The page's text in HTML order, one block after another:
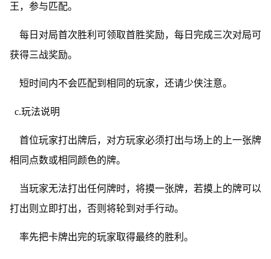
王，参与匹配。
每日对局首次胜利可领取首胜奖励，每日完成三次对局可
获得三战奖励。
短时间内不会匹配到相同的玩家，还请少侠注意。
c.玩法说明
首位玩家打出牌后，对方玩家必须打出与场上的上一张牌
相同点数或相同颜色的牌。
当玩家无法打出任何牌时，将摸一张牌，若摸上的牌可以
打出则立即打出，否则将轮到对手行动。
率先把卡牌出完的玩家取得最终的胜利。